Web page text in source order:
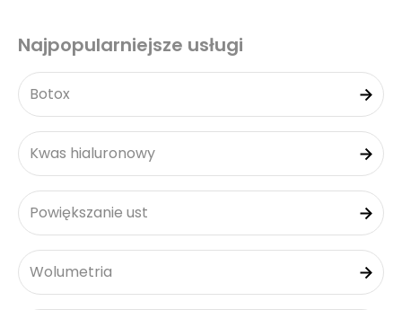
Najpopularniejsze usługi
Botox
Kwas hialuronowy
Powiększanie ust
Wolumetria